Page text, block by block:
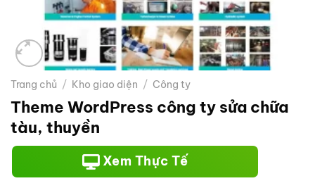
Trang chủ / Kho giao diện / Công ty
Theme WordPress công ty sửa chữa
tàu, thuyền
Xem Thực Tế